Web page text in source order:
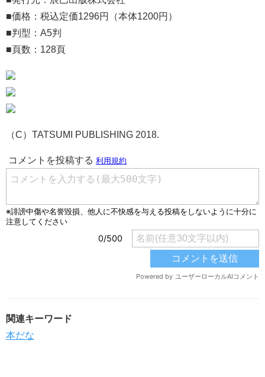
■価格：税込定価1296円（本体1200円）
■判型：A5判
■頁数：128頁
（C）TATSUMI PUBLISHING 2018.
関連キーワード
本だな